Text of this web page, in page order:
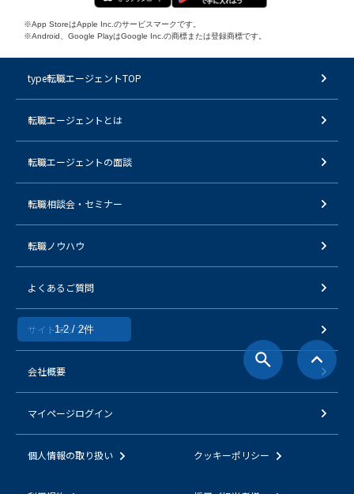
1-2 / 2件
※App StoreはApple Inc.のサービスマークです。
※Android、Google PlayはGoogle Inc.の商標または登録商標です。
type転職エージェントTOP
転職エージェントとは
転職エージェントの面談
転職相談会・セミナー
転職ノウハウ
よくあるご質問
サイトマップ
会社概要
マイページログイン
個人情報の取り扱い クッキーポリシー